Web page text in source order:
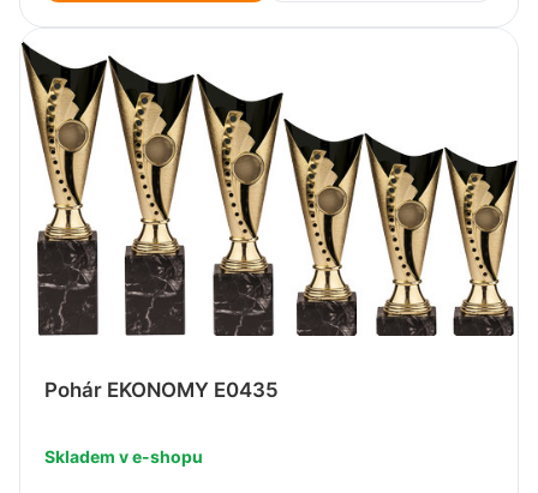
Pohár EKONOMY E0435
Skladem v e-shopu